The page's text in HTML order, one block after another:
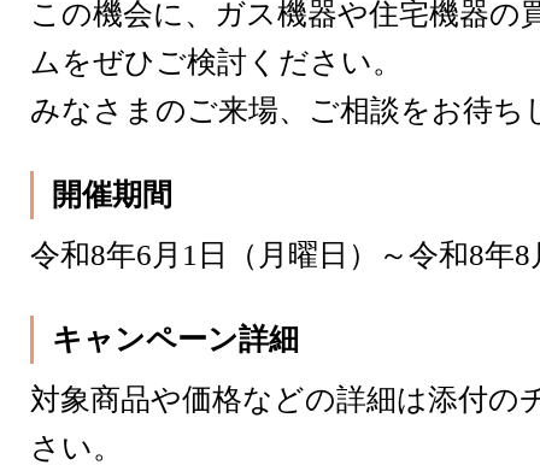
この機会に、ガス機器や住宅機器の
ムをぜひご検討ください。
みなさまのご来場、ご相談をお待ち
開催期間
令和8年6月1日（月曜日）～令和8年
キャンペーン詳細
対象商品や価格などの詳細は添付の
さい。